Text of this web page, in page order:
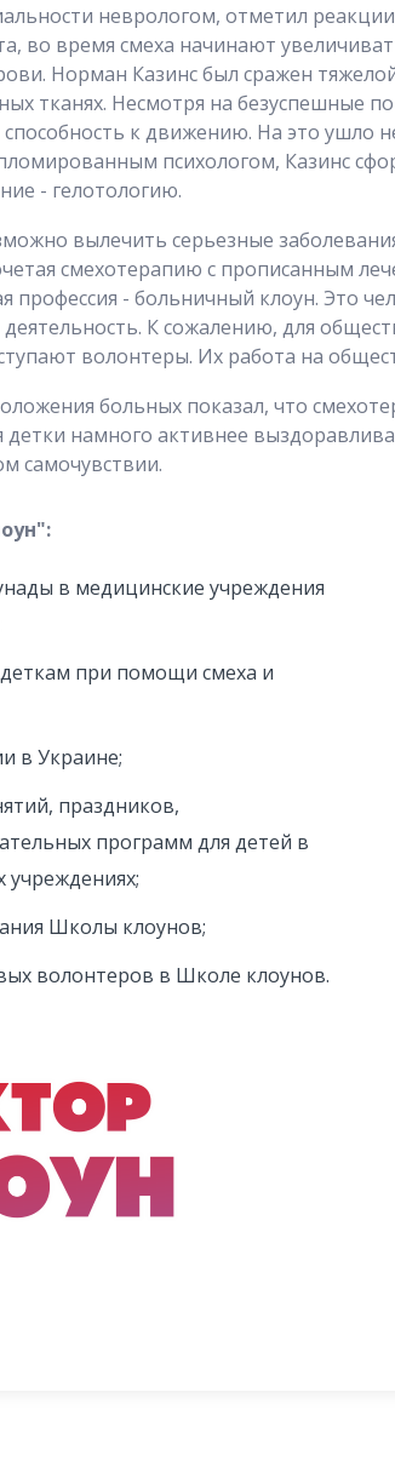
неврологом, отметил
во время смеха начинают
Норман Казинс был сражен
тканях. Несмотря на безуспешные
к движению. На это ушло
психологом, Казинс
- гелотологию.
вылечить серьезные
смехотерапию с прописанным
профессия - больничный клоун. Это
деятельность. К сожалению, для
волонтеры. Их работа на
больных показал, что
намного активнее
самочувствии.
в медицинские учреждения
при помощи смеха и
в Украине;
праздников,
программ для детей в
Школы клоунов;
волонтеров в Школе клоунов.